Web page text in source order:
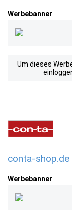
Werbebanner
Um dieses
conta-
Werbebanner